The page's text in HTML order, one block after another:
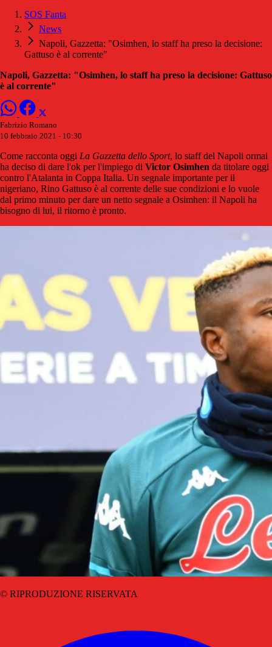
SOS Fanta
News
Napoli, Gazzetta: "Osimhen, lo staff ha preso la decisione:
Gattuso è al corrente"
Napoli, Gazzetta: "Osimhen, lo staff ha preso la decisione: Gattuso
è al corrente"
Fabrizio Romano
10 febbraio 2021 - 10:30
Come racconta oggi La Gazzetta dello Sport, lo staff del Napoli ormai
ha deciso di dare l'ok per l'impiego di Victor Osimhen da titolare oggi
contro l'Atalanta in Coppa Italia. Un segnale importante per il
nigeriano, Rino Gattuso è al corrente delle sue condizioni e lo vuole
dal primo minuto per dare un netto segnale a Osimhen: il Napoli ha
bisogno di lui, il ritorno è pronto.
© RIPRODUZIONE RISERVATA